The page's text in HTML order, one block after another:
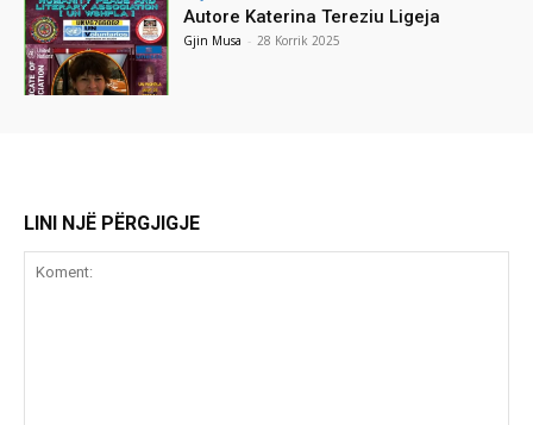
Autore Katerina Tereziu Ligeja
Gjin Musa - 28 Korrik 2025
LINI NJË PËRGJIGJE